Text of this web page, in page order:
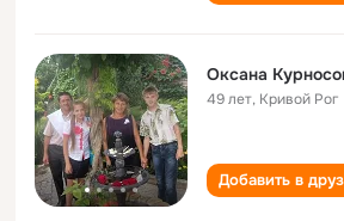
Оксана
49 лет, Кривой Рог
Добавить в